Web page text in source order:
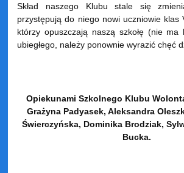
Skład naszego Klubu stale się
przystępują do niego nowi uczniowie klas
którzy opuszczają naszą szkołę (nie ma
ubiegłego, należy ponownie wyrazić chęć
Opiekunami Szkolnego Klubu
Grażyna Padyasek, Aleksandra
Świerczyńska, Dominika Brodziak,
Bucka.